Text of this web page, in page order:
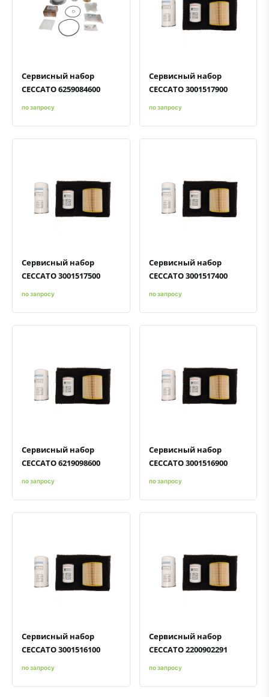
Быстрый просмотрДобавить к сравнению
Добавить в избранное
Сервисный набор
CECCATO 6259084600
по запросу
Быстрый просмотрДобавить к сравнению
Добавить в избранное
Сервисный набор
CECCATO 3001517900
по запросу
Быстрый просмотрДобавить к сравнению
Добавить в избранное
Сервисный набор
CECCATO 3001517500
по запросу
Быстрый просмотрДобавить к сравнению
Добавить в избранное
Сервисный набор
CECCATO 3001517400
по запросу
Быстрый просмотрДобавить к сравнению
Добавить в избранное
Сервисный набор
CECCATO 6219098600
по запросу
Быстрый просмотрДобавить к сравнению
Добавить в избранное
Сервисный набор
CECCATO 3001516900
по запросу
Быстрый просмотрДобавить к сравнению
Добавить в избранное
Сервисный набор
CECCATO 3001516100
по запросу
Быстрый просмотрДобавить к сравнению
Добавить в избранное
Сервисный набор
CECCATO 2200902291
по запросу